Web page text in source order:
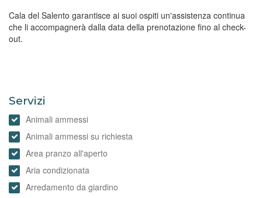
Cala del Salento garantisce ai suoi ospiti un'assistenza continua
che li accompagnerà dalla data della prenotazione fino al check-
out.
Servizi
Animali ammessi
Animali ammessi su richiesta
Area pranzo all'aperto
Aria condizionata
Arredamento da giardino